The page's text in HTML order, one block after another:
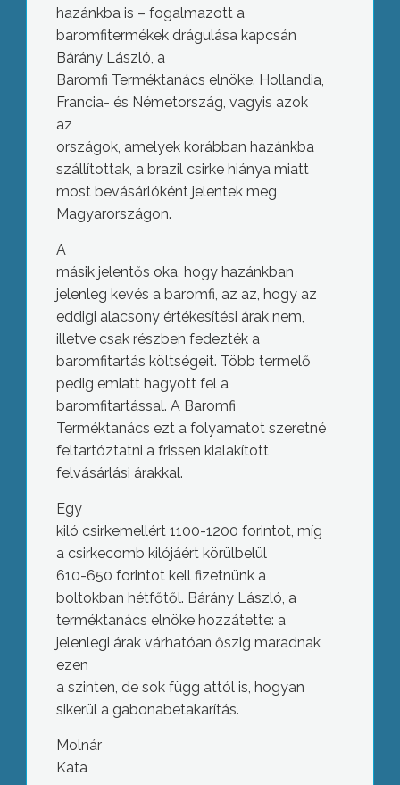
hazánkba is – fogalmazott a
baromfitermékek drágulása kapcsán
Bárány László, a
Baromfi Terméktanács elnöke. Hollandia,
Francia- és Németország, vagyis azok
az
országok, amelyek korábban hazánkba
szállítottak, a brazil csirke hiánya miatt
most bevásárlóként jelentek meg
Magyarországon.
A
másik jelentős oka, hogy hazánkban
jelenleg kevés a baromfi, az az, hogy az
eddigi alacsony értékesítési árak nem,
illetve csak részben fedezték a
baromfitartás költségeit. Több termelő
pedig emiatt hagyott fel a
baromfitartással. A Baromfi
Terméktanács ezt a folyamatot szeretné
feltartóztatni a frissen kialakított
felvásárlási árakkal.
Egy
kiló csirkemellért 1100-1200 forintot, míg
a csirkecomb kilójáért körülbelül
610-650 forintot kell fizetnünk a
boltokban hétfőtől. Bárány László, a
terméktanács elnöke hozzátette: a
jelenlegi árak várhatóan őszig maradnak
ezen
a szinten, de sok függ attól is, hogyan
sikerül a gabonabetakarítás.
Molnár
Kata